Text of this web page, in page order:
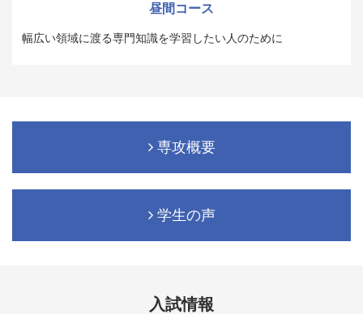
昼間コース
幅広い領域に渡る専門知識を学習したい人のために
専攻概要
学生の声
入試情報